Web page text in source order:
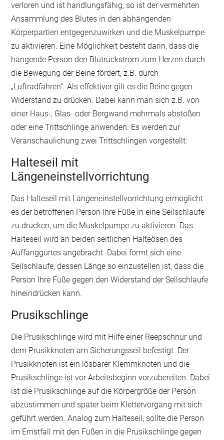
verloren und ist handlungsfähig, so ist der vermehrten
Ansammlung des Blutes in den abhängenden
Körperpartien entgegenzuwirken und die Muskelpumpe
zu aktivieren. Eine Möglichkeit besteht darin, dass die
hängende Person den Blutrückstrom zum Herzen durch
die Bewegung der Beine fördert, z.B. durch
„Luftradfahren“. Als effektiver gilt es die Beine gegen
Widerstand zu drücken. Dabei kann man sich z.B. von
einer Haus-, Glas- oder Bergwand mehrmals abstoßen
oder eine Trittschlinge anwenden. Es werden zur
Veranschaulichung zwei Trittschlingen vorgestellt:
Halteseil mit
Längeneinstellvorrichtung
Das Halteseil mit Längeneinstellvorrichtung ermöglicht
es der betroffenen Person Ihre Füße in eine Seilschlaufe
zu drücken, um die Muskelpumpe zu aktivieren. Das
Halteseil wird an beiden seitlichen Halteösen des
Auffanggurtes angebracht. Dabei formt sich eine
Seilschlaufe, dessen Länge so einzustellen ist, dass die
Person Ihre Füße gegen den Widerstand der Seilschlaufe
hineindrücken kann.
‍Prusikschlinge
Die Prusikschlinge wird mit Hilfe einer Reepschnur und
dem Prusikknoten am Sicherungsseil befestigt. Der
Prusikknoten ist ein lösbarer Klemmknoten und die
Prusikschlinge ist vor Arbeitsbeginn vorzubereiten. Dabei
ist die Prusikschlinge auf die Körpergröße der Person
abzustimmen und später beim Klettervorgang mit sich
geführt werden. Analog zum Halteseil, sollte die Person
im Ernstfall mit den Füßen in die Prusikschlinge gegen